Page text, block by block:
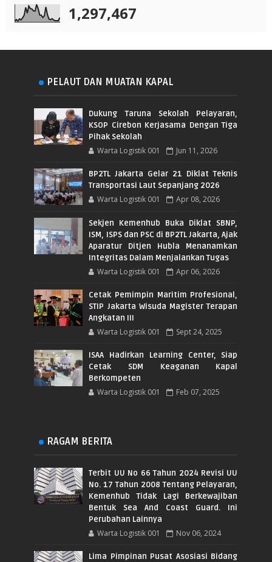
1,297,467
PELAUT DAN MUATAN KAPAL
Dukung Taruna Sekolah Pelayaran,
KSOP Cirebon Kerjasama Dengan Tiga
Pihak Sekolah
Warta Logistik 001 Jun 11, 2026
BP2TL Jakarta Gelar 21 Diklat Teknis
Transportasi Laut Sepanjang 2026
Warta Logistik 001 Apr 08, 2026
Sekjen Kemenhub Buka Diklat SBNP,
ISM, ISPS dan PSC di BP2TL Jakarta, Ajak
Aparatur Ditjen Hubla Menanamkan
Integritas Dalam Menjalankan Tugas
Warta Logistik 001 Apr 06, 2026
Cetak Pemimpin Maritim Profesional,
STIP Jakarta Wisuda Magister Terapan
Angkatan III
Warta Logistik 001 Sept 24, 2025
ISAA Hadirkan Learning Center, Siap
Cetak SDM Keaganan Kapal
Berkompeten
Warta Logistik 001 Feb 07, 2025
RAGAM BERITA
Terbit UU No 66 Tahun 2024 Revisi UU
No. 17 Tahun 2008 Tentang Pelayaran,
Kemenhub Tidak Lagi Berkewajiban
Bentuk Sea And Coast Guard. Ini
Perubahan Lainnya
Warta Logistik 001 Nov 06, 2024
Lima Pimpinan Pusat Asosiasi Bidang